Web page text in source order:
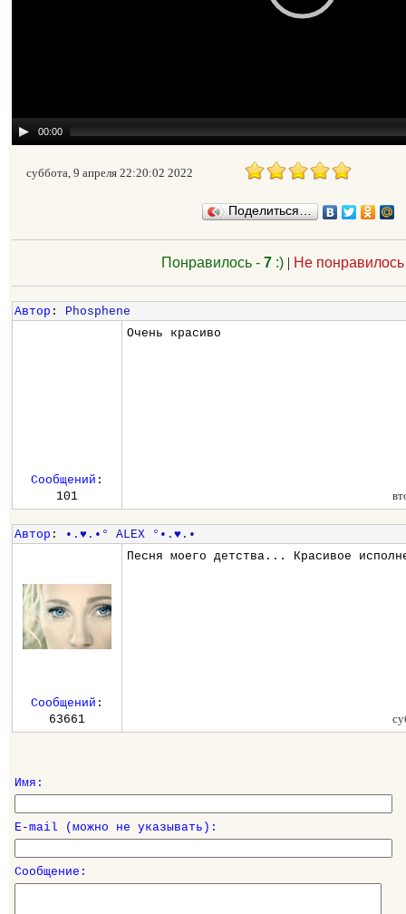
00:00
суббота, 9 апреля 22:20:02 2022
Поделиться…
Понравилось - 7:)| Не
Автор : Phosphene
Очень красиво
Сообщений :
101
Автор :
•.♥.•° ALEX °•.♥.•
Песня моего детства... Красивое
Сообщений :
63661
Имя:
E-mail (можно не указывать):
Сообщение: